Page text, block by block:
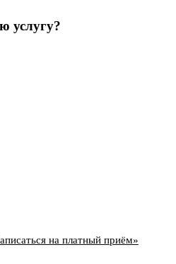
услугу?
на платный приём»